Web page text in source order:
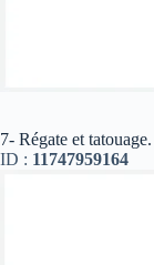
7- Régate et tatouage.
ID : 11747959164